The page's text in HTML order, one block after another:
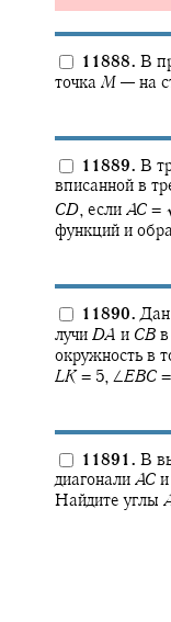
11888. В
точка M — на
11889. В
вписанной в
CD, если AC = ‍
функций и
11890. Дан
лучи DA и CB в
окружность в
LK = 5, ∠EBC
11891. В
диагонали AC и
Найдите углы